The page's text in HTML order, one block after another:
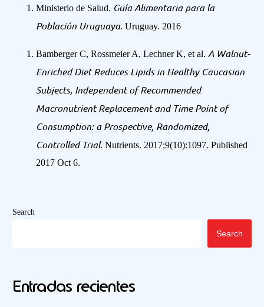
Ministerio de Salud. Guía Alimentaria para la
Población Uruguaya. Uruguay. 2016
Bamberger C, Rossmeier A, Lechner K, et al. A Walnut-
Enriched Diet Reduces Lipids in Healthy Caucasian
Subjects, Independent of Recommended
Macronutrient Replacement and Time Point of
Consumption: a Prospective, Randomized,
Controlled Trial. Nutrients. 2017;9(10):1097. Published
2017 Oct 6.
Search
Search
Entradas recientes